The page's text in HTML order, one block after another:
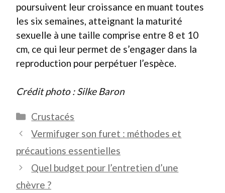
poursuivent leur croissance en muant toutes
les six semaines, atteignant la maturité
sexuelle à une taille comprise entre 8 et 10
cm, ce qui leur permet de s’engager dans la
reproduction pour perpétuer l’espèce.
Crédit photo : Silke Baron
Catégories
Crustacés
Vermifuger son furet : méthodes et
précautions essentielles
Quel budget pour l’entretien d’une
chèvre ?